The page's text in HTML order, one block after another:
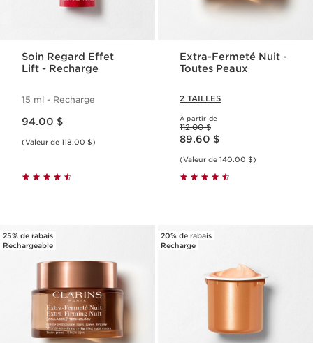
Soin Regard Effet
Lift - Recharge
15 ml - Recharge
94.00 $
(Valeur de 118.00 $)
Extra-Fermeté Nuit -
Toutes Peaux
2 TAILLES
À partir de
Ancien prix 112.00 $
112.00 $
Nouveau prix 89.60 $
89.60 $
(Valeur de 140.00 $)
25% de rabais
Rechargeable
20% de rabais
Recharge